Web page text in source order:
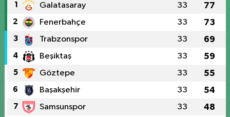
1 Galatasaray 33 77
2 Fenerbahçe 33 73
3 Trabzonspor 33 69
4 Beşiktaş 33 59
5 Göztepe 33 55
6 Başakşehir 33 54
7 Samsunspor 33 48